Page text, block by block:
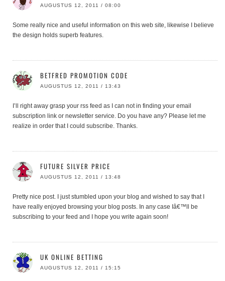
AUGUSTUS 12, 2011 / 08:00
Some really nice and useful information on this web site, likewise I believe
the design holds superb features.
BETFRED PROMOTION CODE
AUGUSTUS 12, 2011 / 13:43
I’ll right away grasp your rss feed as I can not in finding your email
subscription link or newsletter service. Do you have any? Please let me
realize in order that I could subscribe. Thanks.
FUTURE SILVER PRICE
AUGUSTUS 12, 2011 / 13:48
Pretty nice post. I just stumbled upon your blog and wished to say that I
have really enjoyed browsing your blog posts. In any case Iâ€™ll be
subscribing to your feed and I hope you write again soon!
UK ONLINE BETTING
AUGUSTUS 12, 2011 / 15:15